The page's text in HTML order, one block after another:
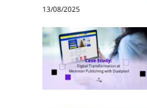
13/08/2025